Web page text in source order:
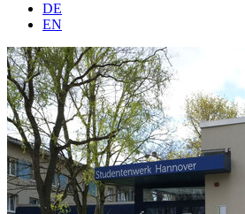
DE
EN